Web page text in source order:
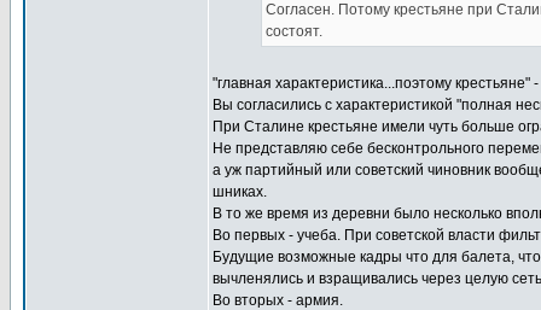
Согласен. Потому крестьяне при
состоят.
"главная характеристика...поэтому
Вы согласились с характеристикой "полная
При Сталине крестьяне имели чуть больше
Не представляю себе бесконтрольного
а уж партийный или советский чиновник
шниках.
В то же время из деревни было несколько
Во первых - учеба. При советской власти
Будущие возможные кадры что для балета,
вычленялись и взращивались через целую
Во вторых - армия.